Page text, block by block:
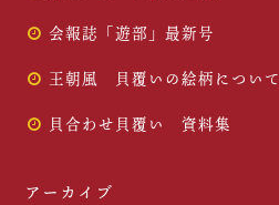
会報誌「遊部」最新号
王朝風 貝覆いの絵柄について
貝合わせ貝覆い 資料集
アーカイブ